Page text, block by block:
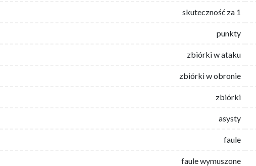
skuteczność za 1
punkty
zbiórki w ataku
zbiórki w obronie
zbiórki
asysty
faule
faule wymuszone